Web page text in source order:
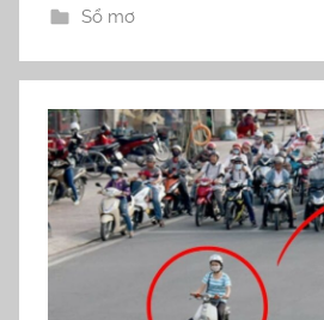
Sổ mơ